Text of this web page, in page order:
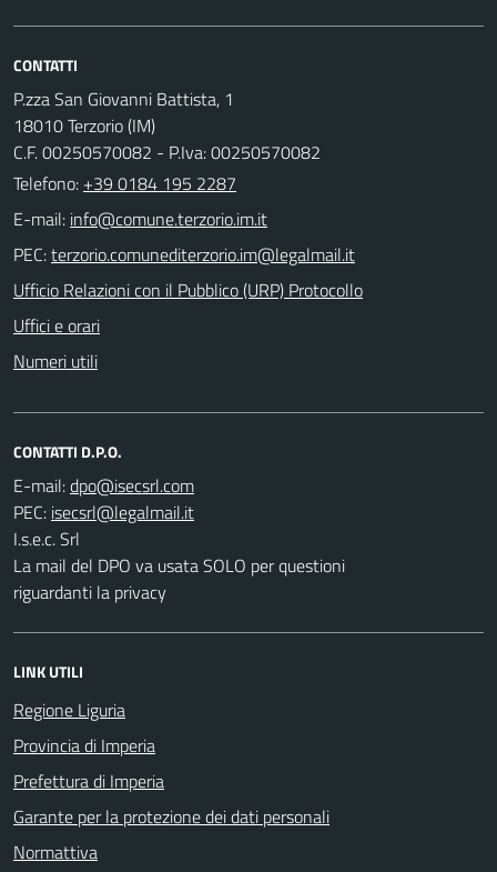
CONTATTI
P.zza San Giovanni Battista, 1
18010 Terzorio (IM)
C.F. 00250570082 - P.Iva: 00250570082
Telefono: +39 0184 195 2287
E-mail:
PEC:
Ufficio Relazioni con il Pubblico (URP) Protocollo
Uffici e orari
Numeri utili
CONTATTI D.P.O.
E-mail:
PEC:
I.s.e.c. Srl
La mail del DPO va usata SOLO per questioni
riguardanti la privacy
LINK UTILI
Regione Liguria
Provincia di Imperia
Prefettura di Imperia
Garante per la protezione dei dati personali
Normattiva